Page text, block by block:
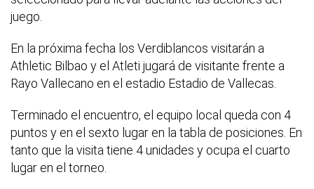
juego.
En la próxima fecha los Verdiblancos visitarán a
Athletic Bilbao y el Atleti jugará de visitante frente a
Rayo Vallecano en el estadio Estadio de Vallecas.
Terminado el encuentro, el equipo local queda con 4
puntos y en el sexto lugar en la tabla de posiciones. En
tanto que la visita tiene 4 unidades y ocupa el cuarto
lugar en el torneo.